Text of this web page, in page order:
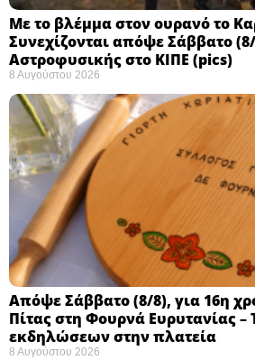
Με το βλέμμα στον ουρανό το
Συνεχίζονται απόψε Σάββατο
Αστροφυσικής στο ΚΙΠΕ (pics)
8 Αυγούστου 2026
Απόψε Σάββατο (8/8), για 16η
Πίτας στη Φουρνά Ευρυτανίας
εκδηλώσεων στην πλατεία
8 Αυγούστου 2026